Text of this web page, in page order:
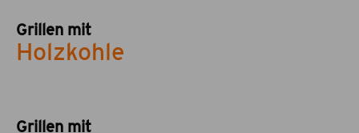
Grillen mit
Holzkohle
Grillen mit